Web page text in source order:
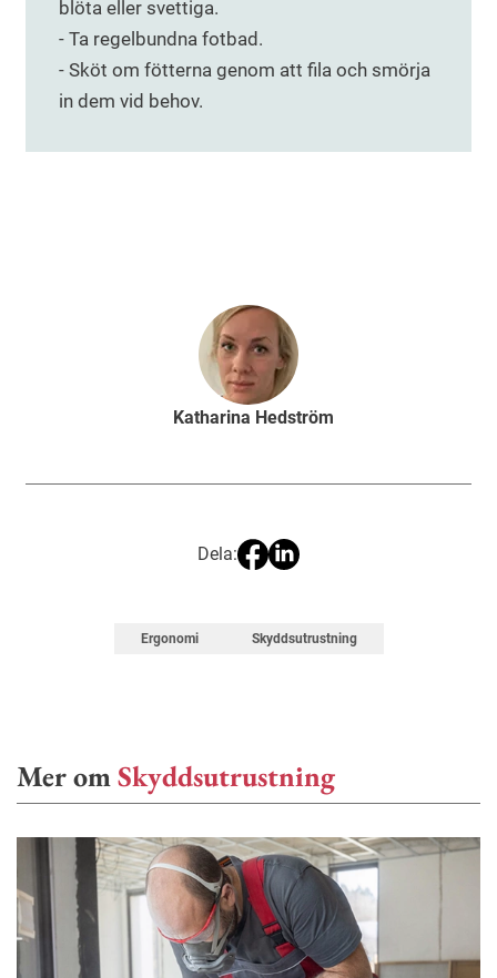
blöta eller svettiga.
- Ta regelbundna fotbad.
- Sköt om fötterna genom att fila och smörja
in dem vid behov.
Katharina Hedström
Dela:
Ergonomi Skyddsutrustning
Mer omSkyddsutrustning